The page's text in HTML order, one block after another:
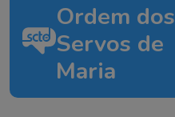
Ordem dos
Servos de
Maria